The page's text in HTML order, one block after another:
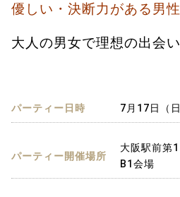
優しい・決断力がある男性
大人の男女で理想の出会い
パーティー日時 7月17日（
パーティー開催場所
大阪駅前第
B1会場